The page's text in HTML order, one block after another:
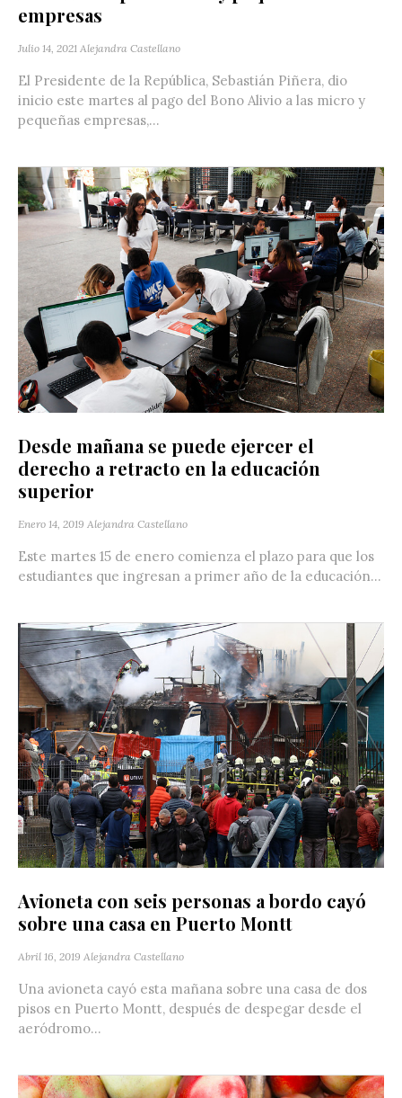
empresas
Julio 14, 2021 Alejandra Castellano
El Presidente de la República, Sebastián Piñera, dio
inicio este martes al pago del Bono Alivio a las micro y
pequeñas empresas,...
Desde mañana se puede ejercer el
derecho a retracto en la educación
superior
Enero 14, 2019 Alejandra Castellano
Este martes 15 de enero comienza el plazo para que los
estudiantes que ingresan a primer año de la educación...
Avioneta con seis personas a bordo cayó
sobre una casa en Puerto Montt
Abril 16, 2019 Alejandra Castellano
Una avioneta cayó esta mañana sobre una casa de dos
pisos en Puerto Montt, después de despegar desde el
aeródromo...